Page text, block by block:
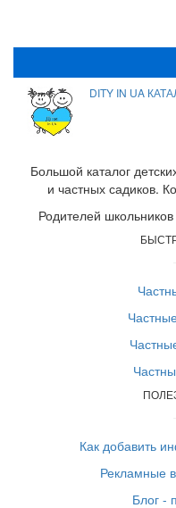
DITY IN UA
Большой каталог
и частных садиков.
Родителей
Как добавить
Рекламные
Блог -